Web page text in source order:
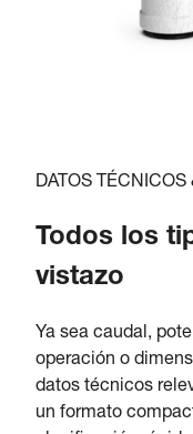
DATOS TÉCNICOS
Todos los
vistazo
Ya sea caudal,
operación o
datos técnicos
un formato